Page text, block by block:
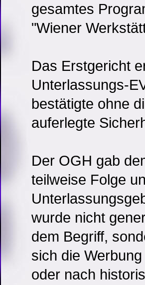
gesamtes
"Wiener
Das Erstgericht
Unterlassungs-
bestätigte ohne
auferlegte
Der OGH gab
teilweise Folge
wurde nicht
dem Begriff,
sich die
oder nach